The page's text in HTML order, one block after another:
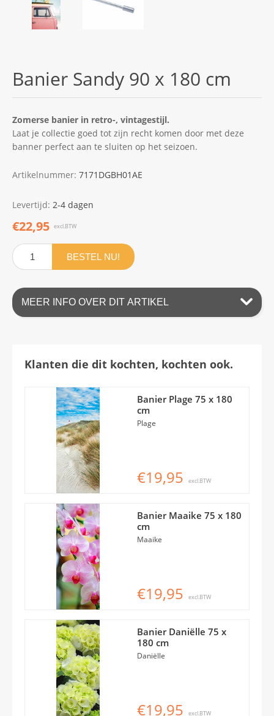
Banier Sandy 90 x 180 cm
Zomerse banier in retro-, vintagestijl.
Laat je collectie goed tot zijn recht komen door met deze
banner perfect aan te sluiten op het seizoen.
Artikelnummer: 7171DGBH01AE
Levertijd: 2-4 dagen
€22,95 excl.BTW
BESTEL NU!
MEER INFO OVER DIT ARTIKEL
Klanten die dit kochten, kochten ook.
Banier Plage 75 x 180
cm
Plage
€19,95 excl.BTW
Banier Maaike 75 x 180
cm
Maaike
€19,95 excl.BTW
Banier Daniëlle 75 x
180 cm
Daniëlle
€19,95 excl.BTW